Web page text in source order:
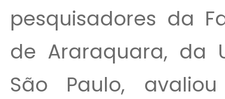
pesquisadores da
de Araraquara, da
São Paulo,